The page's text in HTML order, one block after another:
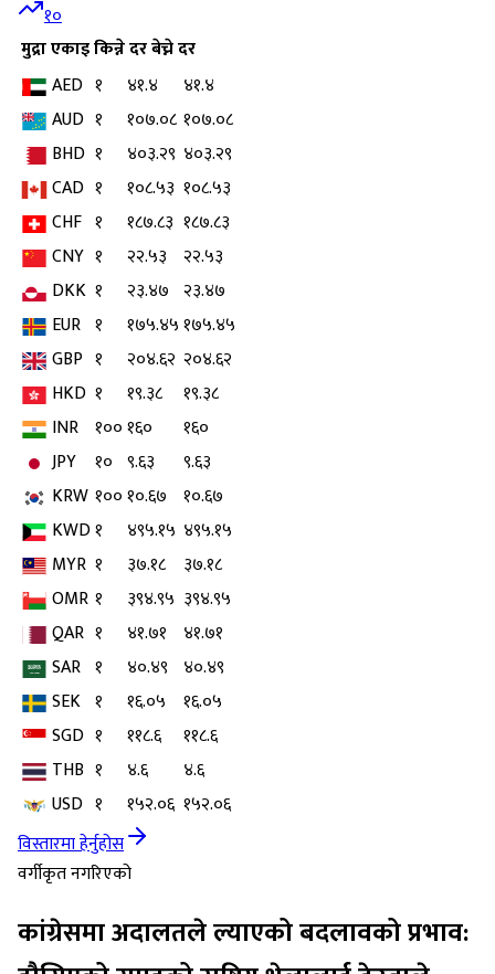
१०
मुद्राएकाइकिन्ने दरबेच्ने दर
AED १ ४१.४
४१.४
AUD १ १०७.०८ १०७.०८
BHD १ ४०३.२९ ४०३.२९
CAD १ १०८.५३ १०८.५३
CHF १ १८७.८३ १८७.८३
CNY १ २२.५३
२२.५३
DKK १ २३.४७ २३.४७
EUR १ १७५.४५१७५.४५
GBP १ २०४.६२ २०४.६२
HKD १ १९.३८
१९.३८
INR १००१६०
१६०
JPY
१० ९.६३
९.६३
KRW १००१०.६७ १०.६७
KWD१ ४९५.१५ ४९५.१५
MYR १ ३७.१८
३७.१८
OMR १ ३९४.९५ ३९४.९५
QAR १ ४१.७१
४१.७१
SAR १ ४०.४९ ४०.४९
SEK १ १६.०५
१६.०५
SGD १ ११८.६
११८.६
THB १ ४.६
४.६
USD १ १५२.०६ १५२.०६
विस्तारमा हेर्नुहोस
वर्गीकृत नगरिएको
कांग्रेसमा अदालतले ल्याएको बदलावको प्रभाव: